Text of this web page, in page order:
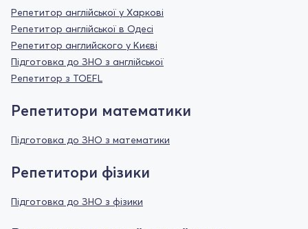
Репетитор англійської у Харкові
Репетитор англійської в Одесі
Репетитор английского у Києві
Підготовка до ЗНО з англійської
Репетитор з TOEFL
Репетитори математики
Підготовка до ЗНО з математики
Репетитори фізики
Підготовка до ЗНО з фізики